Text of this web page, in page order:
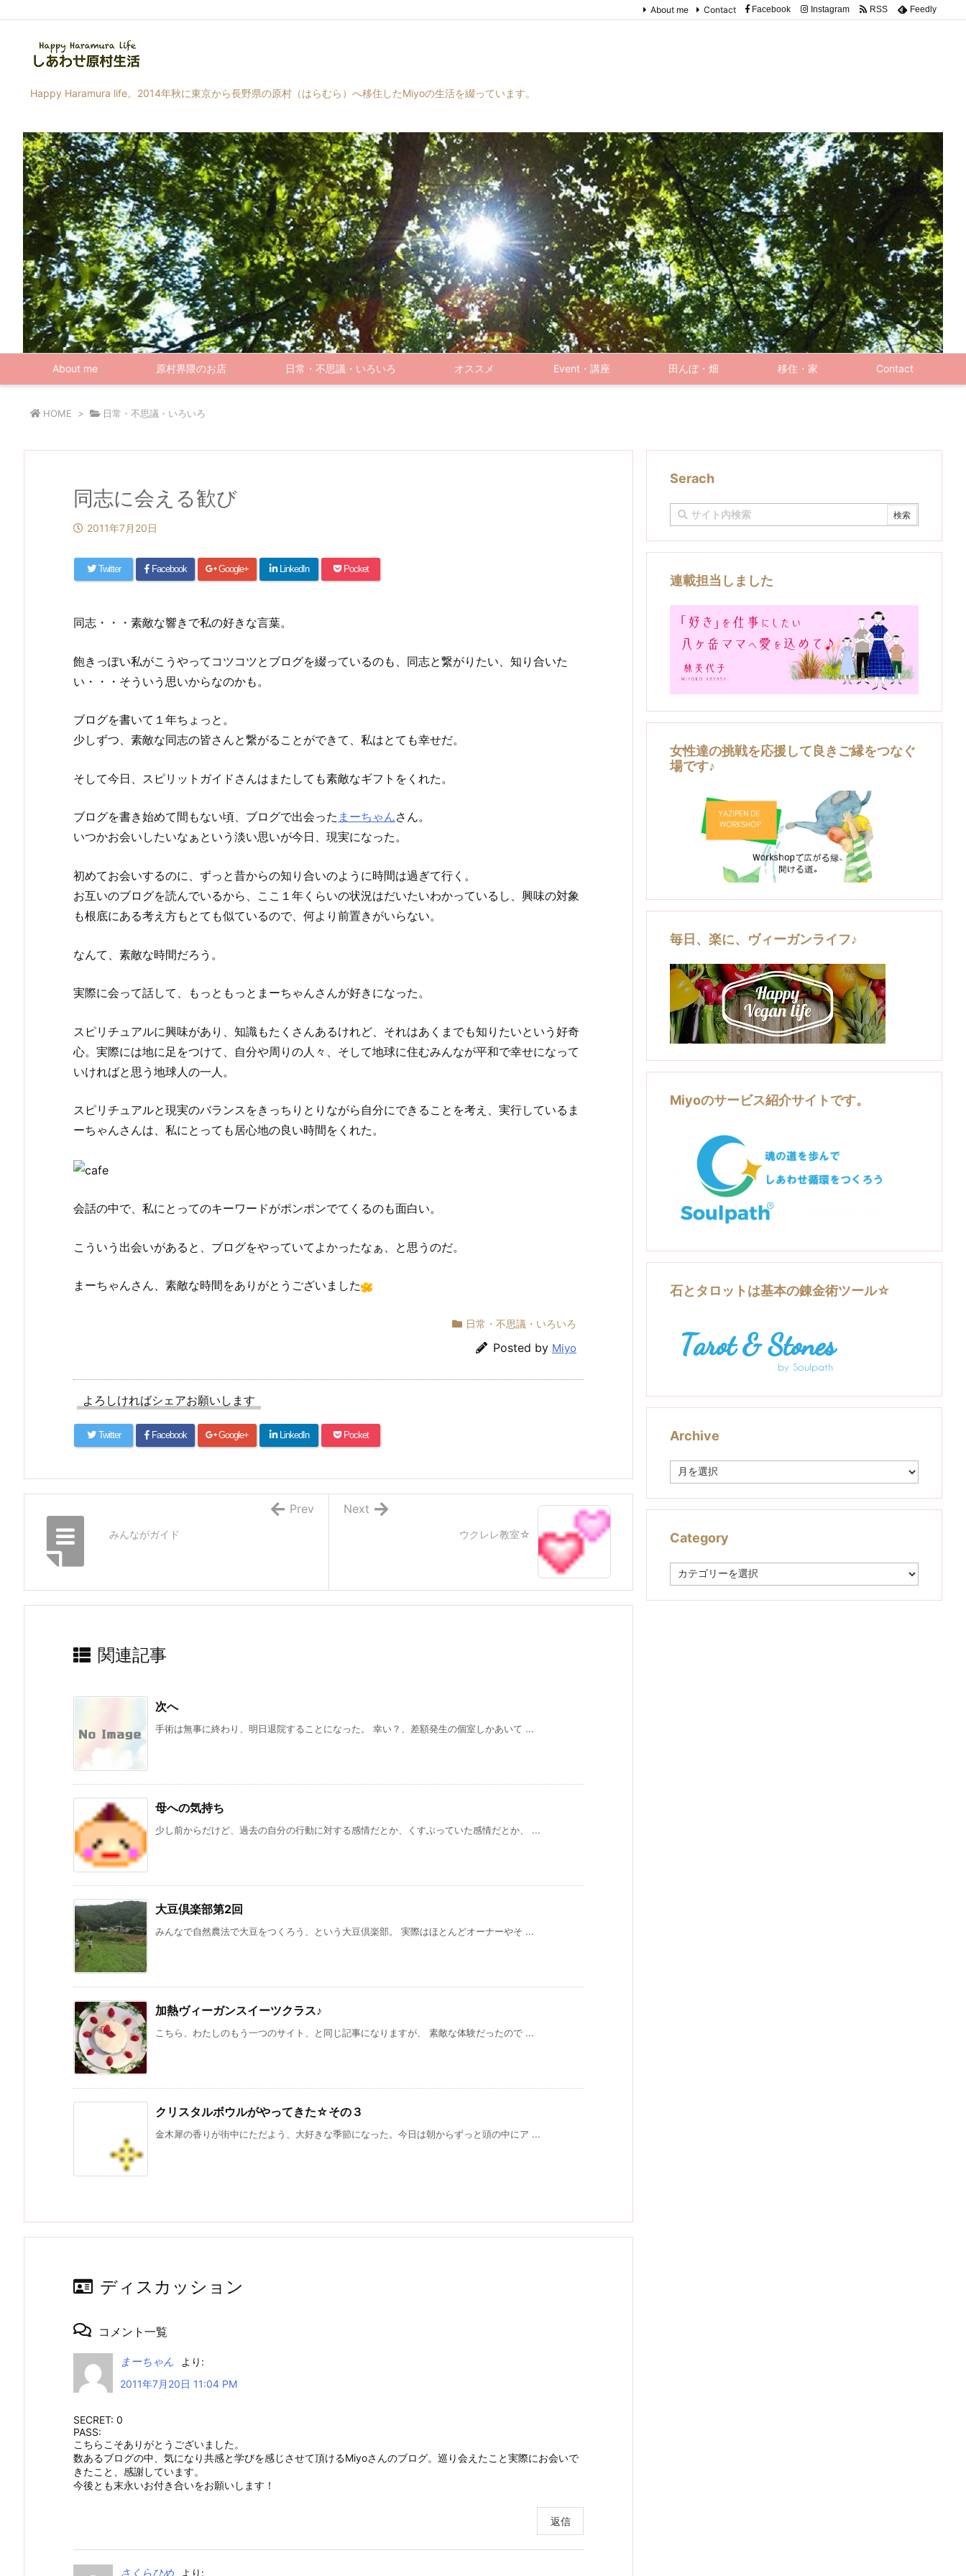
Happy Haramura life。2014年秋に東京から長野県の原村（はらむら）へ移住したMiyoの生活を綴っています。
About me 原村界隈のお店 日常・不思議・いろいろ オススメ Event・講座 田んぼ・畑 移住・家 Contact
About me Contact Facebook Instagram RSS Feedly
HOME > 日常・不思議・いろいろ
同志に会える歓び
2011年7月20日
Twitter Facebook Google+ LinkedIn Pocket
同志・・・素敵な響きで私の好きな言葉。
飽きっぽい私がこうやってコツコツとブログを綴っているのも、同志と繋がりたい、知り合いた
い・・・そういう思いからなのかも。
ブログを書いて１年ちょっと。
少しずつ、素敵な同志の皆さんと繋がることができて、私はとても幸せだ。
そして今日、スピリットガイドさんはまたしても素敵なギフトをくれた。
ブログを書き始めて間もない頃、ブログで出会った まーちゃんさん。
いつかお会いしたいなぁという淡い思いが今日、現実になった。
初めてお会いするのに、ずっと昔からの知り合いのように時間は過ぎて行く。
お互いのブログを読んでいるから、ここ１年くらいの状況はだいたいわかっているし、興味の対象
も根底にある考え方もとても似ているので、何より前置きがいらない。
なんて、素敵な時間だろう。
実際に会って話して、もっともっとまーちゃんさんが好きになった。
スピリチュアルに興味があり、知識もたくさんあるけれど、それはあくまでも知りたいという好奇
心。実際には地に足をつけて、自分や周りの人々、そして地球に住むみんなが平和で幸せになって
いければと思う地球人の一人。
スピリチュアルと現実のバランスをきっちりとりながら自分にできることを考え、実行しているま
ーちゃんさんは、私にとっても居心地の良い時間をくれた。
会話の中で、私にとってのキーワードがポンポンでてくるのも面白い。
こういう出会いがあると、ブログをやっていてよかったなぁ、と思うのだ。
まーちゃんさん、素敵な時間をありがとうございました
日常・不思議・いろいろ
Posted by Miyo
よろしければシェアお願いします
Twitter Facebook Google+ LinkedIn Pocket
ウクレレ教室☆
Next
みんながガイド
Prev
関連記事
次へ
手術は無事に終わり、明日退院することになった。 幸い？、差額発生の個室しかあいて ...
母への気持ち
少し前からだけど、過去の自分の行動に対する感情だとか、くすぶっていた感情だとか、 ...
大豆倶楽部第2回
みんなで自然農法で大豆をつくろう、という大豆倶楽部。 実際はほとんどオーナーやそ ...
加熱ヴィーガンスイーツクラス♪
こちら、わたしのもう一つのサイト、と同じ記事になりますが、 素敵な体験だったので ...
クリスタルボウルがやってきた☆その３
金木犀の香りが街中にただよう、大好きな季節になった。今日は朝からずっと頭の中にア ...
ディスカッション
コメント一覧
まーちゃん
より:
2011年7月20日 11:04 PM
SECRET: 0
PASS:
こちらこそありがとうございました。
数あるブログの中、気になり共感と学びを感じさせて頂けるMiyoさんのブログ。巡り会えたこと実際にお会いで
きたこと、感謝しています。
今後とも末永いお付き合いをお願いします！
返信
さくらひめ より:
Serach
連載担当しました
女性達の挑戦を応援して良きご縁をつなぐ
場です♪
毎日、楽に、ヴィーガンライフ♪
Miyoのサービス紹介サイトです。
石とタロットは基本の錬金術ツール☆
Archive
h
e
Category
e